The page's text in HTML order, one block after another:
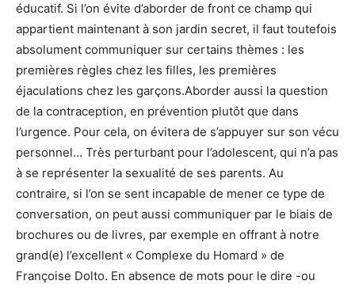
éducatif. Si l’on évite d’aborder de front ce champ qui
appartient maintenant à son jardin secret, il faut toutefois
absolument communiquer sur certains thèmes : les
premières règles chez les filles, les premières
éjaculations chez les garçons.Aborder aussi la question
de la contraception, en prévention plutôt que dans
l’urgence. Pour cela, on évitera de s’appuyer sur son vécu
personnel… Très perturbant pour l’adolescent, qui n’a pas
à se représenter la sexualité de ses parents. Au
contraire, si l’on se sent incapable de mener ce type de
conversation, on peut aussi communiquer par le biais de
brochures ou de livres, par exemple en offrant à notre
grand(e) l’excellent « Complexe du Homard » de
Françoise Dolto. En absence de mots pour le dire -ou